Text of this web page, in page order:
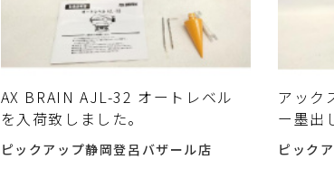
AX BRAIN AJL-32 オートレベル
を入荷致しました。
ピックアップ静岡登呂バザール店
アック
ー墨出
をお買
ピック